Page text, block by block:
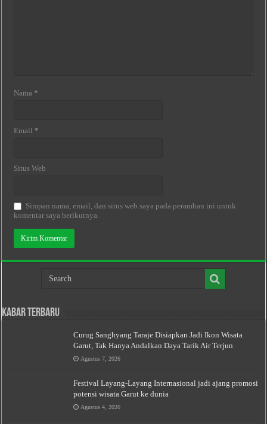
Nama *
Email *
Situs Web
Simpan nama, email, dan situs web saya pada peramban ini untuk
komentar saya berikutnya.
Kabar Terbaru
Curug Sanghyang Taraje Disiapkan Jadi Ikon Wisata
Garut, Tak Hanya Andalkan Daya Tarik Air Terjun
Agustus 7, 2026
Festival Layang-Layang Internasional jadi ajang promosi
potensi wisata Garut ke dunia
Agustus 4, 2026